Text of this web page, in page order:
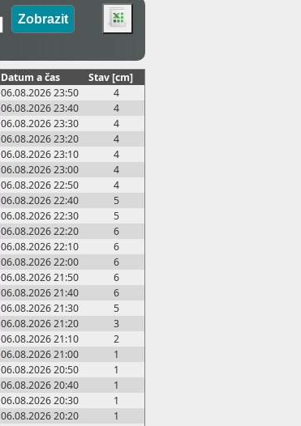
Datum a čas
Stav [cm]
06.08.2026 23:50
4
06.08.2026 23:40
4
06.08.2026 23:30
4
06.08.2026 23:20
4
06.08.2026 23:10
4
06.08.2026 23:00
4
06.08.2026 22:50
4
06.08.2026 22:40
5
06.08.2026 22:30
5
06.08.2026 22:20
6
06.08.2026 22:10
6
06.08.2026 22:00
6
06.08.2026 21:50
6
06.08.2026 21:40
6
06.08.2026 21:30
5
06.08.2026 21:20
3
06.08.2026 21:10
2
06.08.2026 21:00
1
06.08.2026 20:50
1
06.08.2026 20:40
1
06.08.2026 20:30
1
06.08.2026 20:20
1